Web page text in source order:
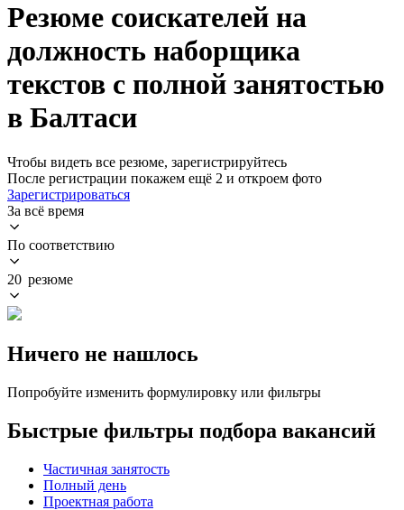
Резюме соискателей на
должность наборщика
текстов с полной занятостью
в Балтаси
Чтобы видеть все резюме, зарегистрируйтесь
После регистрации покажем ещё 2 и откроем фото
Зарегистрироваться
За всё время
По соответствию
20 резюме
Ничего не нашлось
Попробуйте изменить формулировку или фильтры
Быстрые фильтры подбора вакансий
Частичная занятость
Полный день
Проектная работа